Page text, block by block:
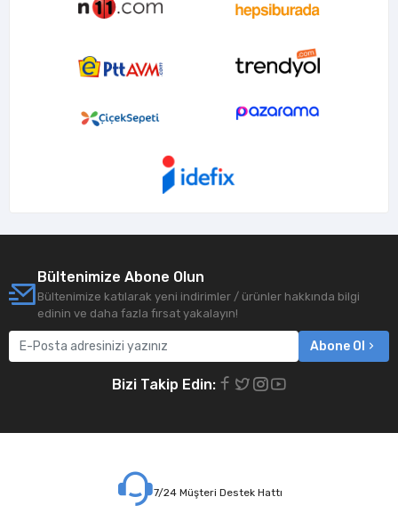
Bültenimize Abone Olun
Bültenimize katılarak yeni indirimler / ürünler hakkında bilgi
edinin ve daha fazla fırsat yakalayın!
Abone Ol
Bizi Takip Edin:
7/24 Müşteri Destek Hattı